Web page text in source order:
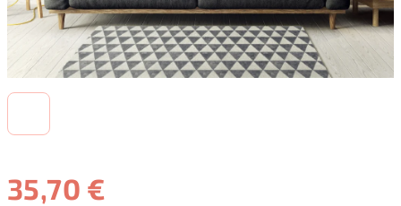
35,70 €